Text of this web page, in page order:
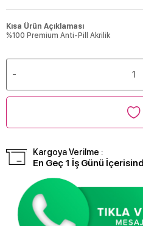
Kısa Ürün Açıklaması
%100 Premium Anti-Pill Akrilik
Kargoya Verilme :
En Geç 1 İş Günü